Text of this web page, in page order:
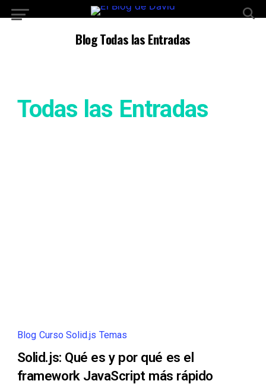
Blog Todas las Entradas
Todas las Entradas
Blog Curso Solid.js Temas
Solid.js: Qué es y por qué es el
framework JavaScript más rápido